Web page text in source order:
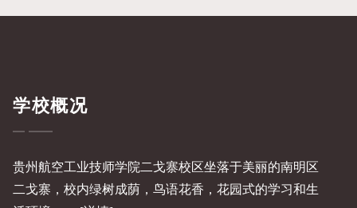
学校概况
贵州航空工业技师学院二戈寨校区坐落于美丽的南明区
二戈寨，校内绿树成荫，鸟语花香，花园式的学习和生